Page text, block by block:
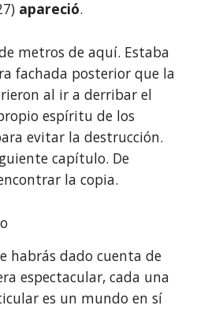
apareció.
metros de aquí. Estaba
fachada posterior que la
al ir a derribar el
espíritu de los
evitar la destrucción.
capítulo. De
la copia.
habrás dado cuenta de
espectacular, cada una
es un mundo en sí